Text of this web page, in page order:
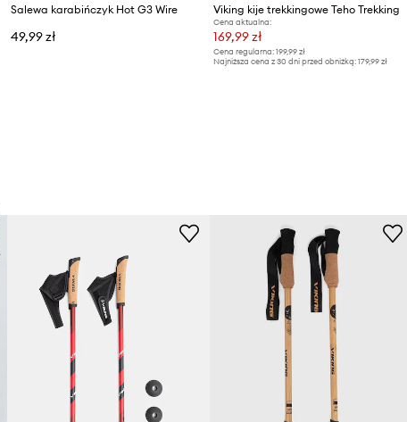
Salewa karabińczyk Hot G3 Wire
49,99 zł
Viking kije trekkingowe Teho Trekking
Cena aktualna:
169,99 zł
Cena regularna: 199,99 zł
Najniższa cena z 30 dni przed obniżką: 179,99 zł